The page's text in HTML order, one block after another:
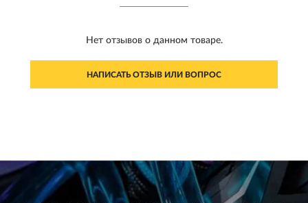
Нет отзывов о данном товаре.
НАПИСАТЬ ОТЗЫВ ИЛИ ВОПРОС